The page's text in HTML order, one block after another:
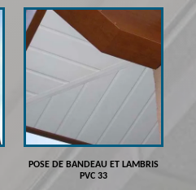
POSE DE BANDEAU ET LAMBRIS
PVC 33